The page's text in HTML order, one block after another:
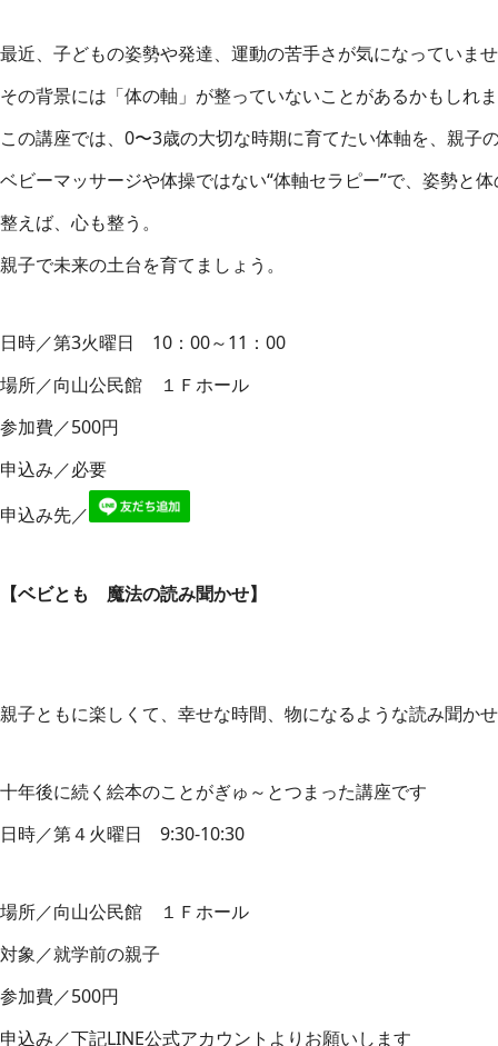
最近、子どもの姿勢や発達、運動の苦手さが気になっていま
その背景には「体の軸」が整っていないことがあるかもしれ
この講座では、0〜3歳の大切な時期に育てたい体軸を、親子
ベビーマッサージや体操ではない“体軸セラピー”で、姿勢と
整えば、心も整う。
親子で未来の土台を育てましょう。
日時／第3火曜日 10：00～11：00
場所／向山公民館 １Ｆホール
参加費／500円
申込み／必要
申込み先／
【ベビとも 魔法の読み聞かせ】
親子ともに楽しくて、幸せな時間、物になるような読み聞か
十年後に続く絵本のことがぎゅ～とつまった講座です
日時／第４火曜日 9:30-10:30
場所／向山公民館 １Ｆホール
対象／就学前の親子
参加費／500円
申込み／下記LINE公式アカウントよりお願いします